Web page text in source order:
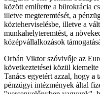
között említette a bürokrácia
illetve megteremtését, a
közteherviselésbe, illetve a
munkahelyteremtést, a
középvállalkozások
Orbán Viktor szóvivője az
következtetései közül
Tanács egyetért azzal, hogy a
pénzügyi intézmények által